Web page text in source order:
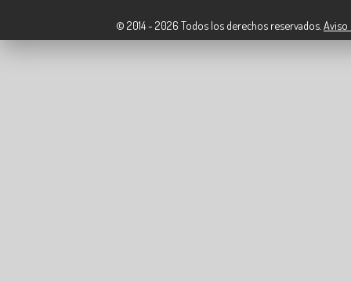
© 2014 - 2026 Todos los derechos reservados. Aviso